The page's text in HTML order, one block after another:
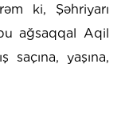
ki, Şəhriyarı
ağsaqqal Aqil
yaşına,